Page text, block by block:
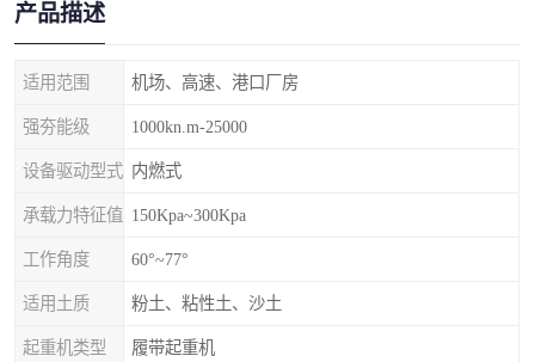
产品描述
适用范围 机场、高速、港口厂房
强夯能级 1000kn.m-25000
设备驱动型式 内燃式
承载力特征值 150Kpa~300Kpa
工作角度 60°~77°
适用土质 粉土、粘性土、沙土
起重机类型 履带起重机